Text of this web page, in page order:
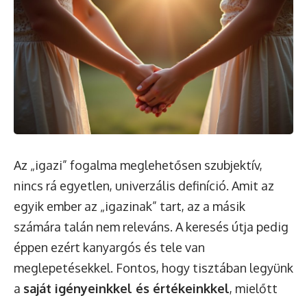
Az „igazi” fogalma meglehetősen szubjektív,
nincs rá egyetlen, univerzális definíció. Amit az
egyik ember az „igazinak” tart, az a másik
számára talán nem releváns. A keresés útja pedig
éppen ezért kanyargós és tele van
meglepetésekkel. Fontos, hogy tisztában legyünk
a saját igényeinkkel és értékeinkkel, mielőtt